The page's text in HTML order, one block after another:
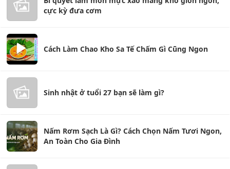
cực kỳ đưa cơm
Cách Làm Chao Kho Sa Tế Chấm Gì Cũng Ngon
Sinh nhật ở tuổi 27 bạn sẽ làm gì?
Nấm Rơm Sạch Là Gì? Cách Chọn Nấm Tươi Ngon,
An Toàn Cho Gia Đình